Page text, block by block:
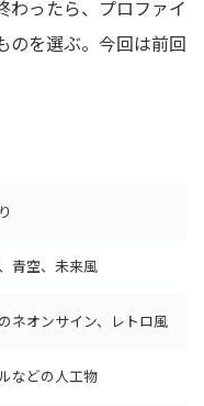
わったら、プロファイ
を選ぶ。今回は前回
青空、未来風
ネオンサイン、レトロ風
などの人工物